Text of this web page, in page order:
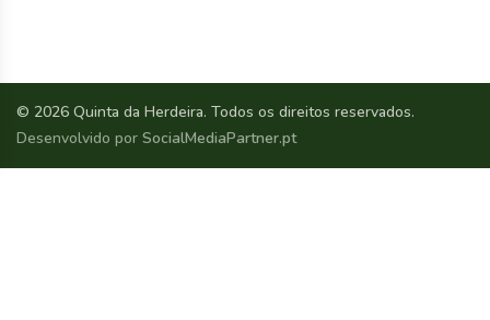
© 2026 Quinta da Herdeira. Todos os direitos reservados.
Desenvolvido por SocialMediaPartner.pt